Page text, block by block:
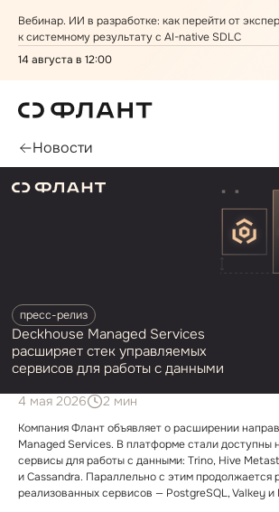
14 августа в 12:00
Вебинар. ИИ в разработке: как перейти от
к системному результату с AI⁠-⁠native SDLC
Новости
пресс⁠-⁠релиз
Deckhouse Managed Services
расширяет стек управляемых
сервисов для работы с данными
4 мая 2026 2 мин
Компания Флант объявляет о расширении
Managed Services. В платформе стали доступны
сервисы для работы с данными: Trino, Hive
и Cassandra. Параллельно с этим продолжается
реализованных сервисов — PostgreSQL, Valkey и